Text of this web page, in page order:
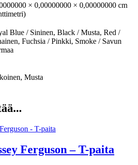
× 0,00000000 × 0,00000000 cm
Blue / Sininen, Black / Musta, Red /
Fuchsia / Pinkki, Smoke / Savun
Musta
Ferguson – T-paita